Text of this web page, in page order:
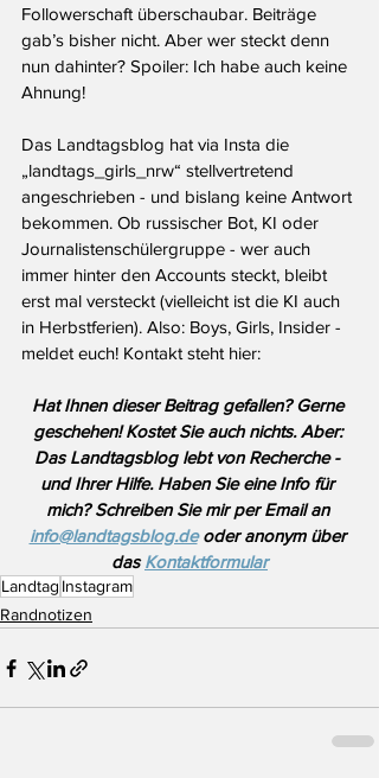
Followerschaft überschaubar. Beiträge
gab’s bisher nicht. Aber wer steckt denn
nun dahinter? Spoiler: Ich habe auch keine
Ahnung!
Das Landtagsblog hat via Insta die
„landtags_girls_nrw“ stellvertretend
angeschrieben - und bislang keine Antwort
bekommen. Ob russischer Bot, KI oder
Journalistenschülergruppe - wer auch
immer hinter den Accounts steckt, bleibt
erst mal versteckt (vielleicht ist die KI auch
in Herbstferien). Also: Boys, Girls, Insider -
meldet euch! Kontakt steht hier:
Hat Ihnen dieser Beitrag gefallen? Gerne
geschehen! Kostet Sie auch nichts. Aber:
Das Landtagsblog lebt von Recherche -
und Ihrer Hilfe. Haben Sie eine Info für
mich? Schreiben Sie mir per Email an
info@landtagsblog.de oder anonym über
das Kontaktformular
Landtag Instagram
Randnotizen